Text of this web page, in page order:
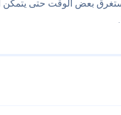
بعض الوقت حتى يتمكن